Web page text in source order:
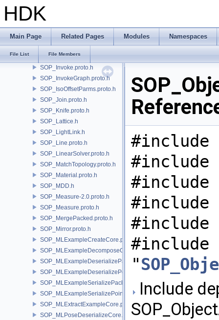
HDK
Main Page Related Pages Modules Namespaces
File List File Members
SOP_Hole.proto.h
SOP_Inflate.proto.h
SOP_IntersectionAnalysis.proto.h
SOP_IntersectionStitch.proto.h
SOP_Invoke.proto.h
SOP_InvokeGraph.proto.h
SOP_IsoOffsetParms.proto.h
SOP_Join.proto.h
SOP_Knife.proto.h
SOP_Lattice.h
SOP_LightLink.h
SOP_Line.proto.h
SOP_LinearSolver.proto.h
SOP_MatchTopology.proto.h
SOP_Material.proto.h
SOP_MDD.h
SOP_Measure-2.0.proto.h
SOP_Measure.proto.h
SOP_MergePacked.proto.h
SOP_Mirror.proto.h
SOP_MLExampleCreateCore.proto.h
SOP_MLExampleDecomposeCore.proto.h
SOP_MLExampleDeserializePacked.proto.h
SOP_MLExampleDeserializePoint.proto.h
SOP_MLExampleSerializePacked.proto.h
SOP_MLExampleSerializePoint.proto.h
SOP_MLExtractExampleCore.proto.h
SOP_MLPoseDeserializeCore.proto.h
#include
#include
#include
#include
#include
#include
"
Include